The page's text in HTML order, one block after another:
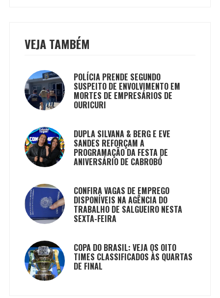
VEJA TAMBÉM
POLÍCIA PRENDE SEGUNDO
SUSPEITO DE ENVOLVIMENTO EM
MORTES DE EMPRESÁRIOS DE
OURICURI
DUPLA SILVANA & BERG E EVE
SANDES REFORÇAM A
PROGRAMAÇÃO DA FESTA DE
ANIVERSÁRIO DE CABROBÓ
CONFIRA VAGAS DE EMPREGO
DISPONÍVEIS NA AGÊNCIA DO
TRABALHO DE SALGUEIRO NESTA
SEXTA-FEIRA
COPA DO BRASIL: VEJA OS OITO
TIMES CLASSIFICADOS ÀS QUARTAS
DE FINAL